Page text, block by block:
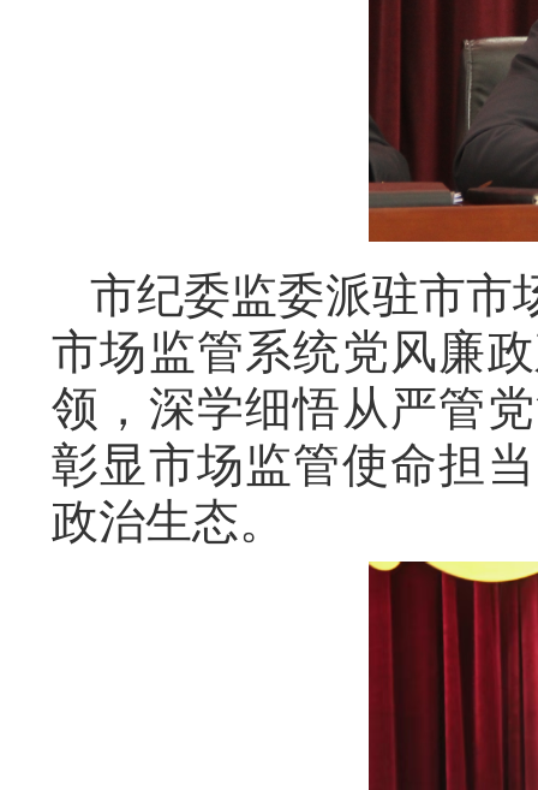
市纪委监委派驻市市
市场监管系统党风廉
领，深学细悟从严管
彰显市场监管使命担
政治生态。